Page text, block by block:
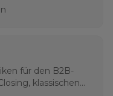
für den B2B-
klassischen